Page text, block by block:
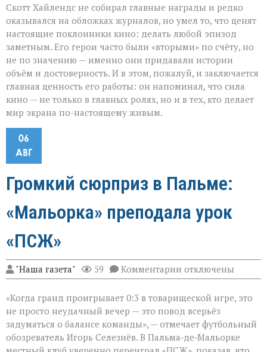
Скотт Хайлендс не собирал главные награды и редко
оказывался на обложках журналов, но умел то, что ценят
настоящие поклонники кино: делать любой эпизод
заметным. Его герои часто были «вторыми» по счёту, но
не по значению — именно они придавали истории
объём и достоверность. И в этом, пожалуй, и заключается
главная ценность его работы: он напоминал, что сила
кино — не только в главных ролях, но и в тех, кто делает
мир экрана по-настоящему живым.
06
АВГ
Громкий сюрприз в Пальме:
«Мальорка» преподала урок
«ПСЖ»
"Наша газета" 59 Комментарии к
записи
сюрприз
в
Пальме:
«Мальорка»
преподала
урок
отключены
«Когда гранд проигрывает 0:3 в товарищеской игре, это
не просто неудачный вечер — это повод всерьёз
задуматься о балансе команды», — отмечает футбольный
обозреватель Игорь Селезнёв. В Пальма‑де‑Мальорке